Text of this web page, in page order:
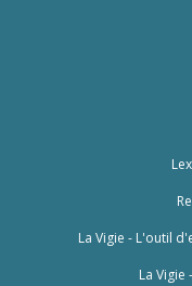
La Vigie - L'outil
La